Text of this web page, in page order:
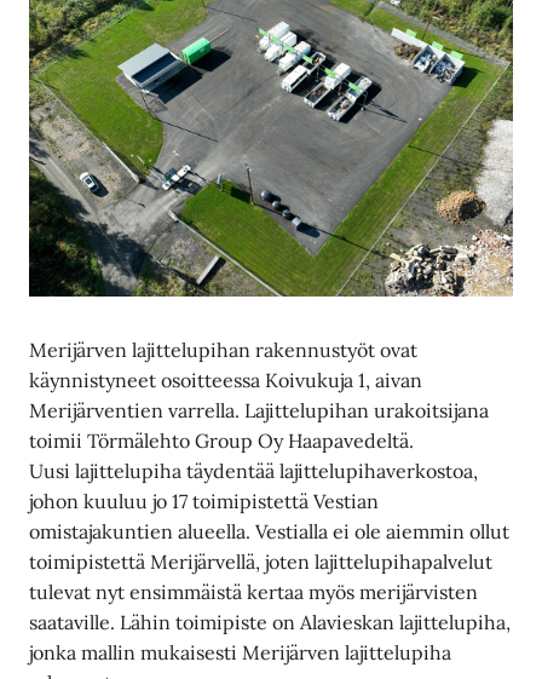
Merijärven lajittelupihan rakennustyöt ovat
käynnistyneet osoitteessa Koivukuja 1, aivan
Merijärventien varrella. Lajittelupihan urakoitsijana
toimii Törmälehto Group Oy Haapavedeltä.
Uusi lajittelupiha täydentää lajittelupihaverkostoa,
johon kuuluu jo 17 toimipistettä Vestian
omistajakuntien alueella. Vestialla ei ole aiemmin ollut
toimipistettä Merijärvellä, joten lajittelupihapalvelut
tulevat nyt ensimmäistä kertaa myös merijärvisten
saataville. Lähin toimipiste on Alavieskan lajittelupiha,
jonka mallin mukaisesti Merijärven lajittelupiha